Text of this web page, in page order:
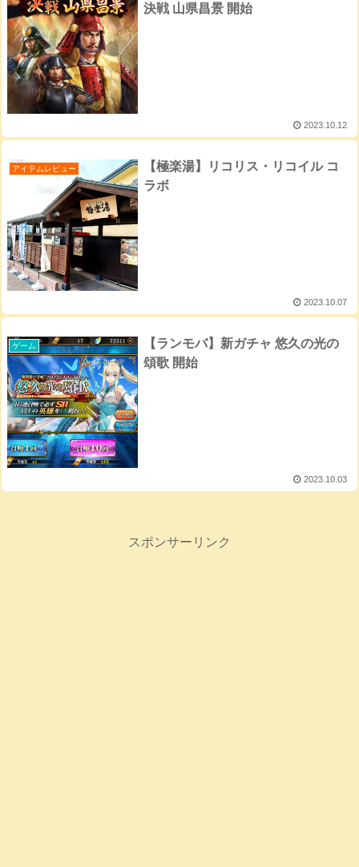
決戦 山県昌景 開始
2023.10.12
アイテムレビュー
【極楽湯】リコリス・リコイル コ
ラボ
2023.10.07
ゲーム
【ランモバ】新ガチャ 悠久の光の
頌歌 開始
2023.10.03
スポンサーリンク